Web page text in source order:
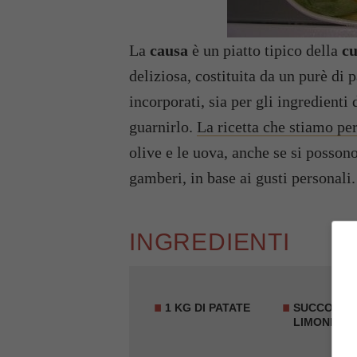
La causa è un piatto tipico della
deliziosa, costituita da un purè di
incorporati, sia per gli ingredienti
guarnirlo. La ricetta che stiamo
olive e le uova, anche se si
gamberi, in base ai gusti personali.
INGREDIENTI
1 KG DI PATATE
SUCCO DI 1/
LIMONE